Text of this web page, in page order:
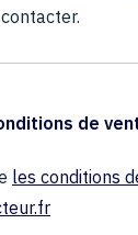
de
les conditions